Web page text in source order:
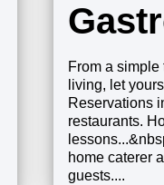
From a simple
living, let
Reservations
restaurants.
home caterer
guests....